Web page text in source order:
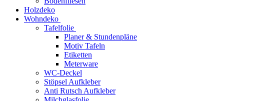
Holzdeko
Wohndeko
Tafelfolie
Planer & Stundenpläne
Motiv Tafeln
Etiketten
Meterware
WC-Deckel
Stöpsel Aufkleber
Anti Rutsch Aufkleber